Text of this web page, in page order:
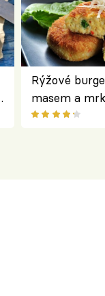
Rýžové
masem a
salátem –